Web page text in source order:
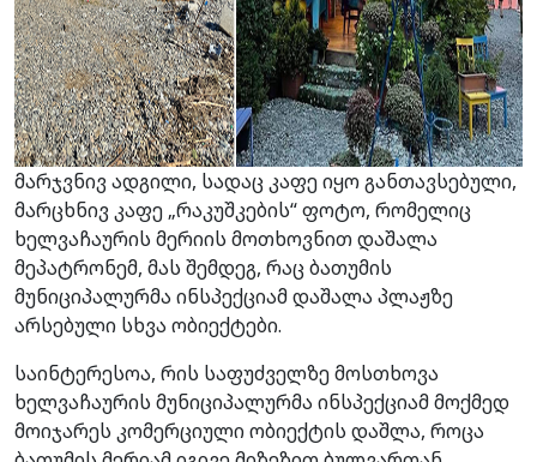
მარჯვნივ ადგილი, სადაც კაფე იყო განთავსებული,
მარცხნივ კაფე „რაკუშკების“ ფოტო, რომელიც
ხელვაჩაურის მერიის მოთხოვნით დაშალა
მეპატრონემ, მას შემდეგ, რაც ბათუმის
მუნიციპალურმა ინსპექციამ დაშალა პლაჟზე
არსებული სხვა ობიექტები.
საინტერესოა, რის საფუძველზე მოსთხოვა
ხელვაჩაურის მუნიციპალურმა ინსპექციამ მოქმედ
მოიჯარეს კომერციული ობიექტის დაშლა, როცა